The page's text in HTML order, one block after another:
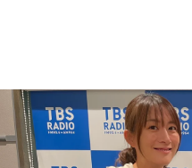
トピックス
TBS Podcast
お知らせ
イベント・グッズ